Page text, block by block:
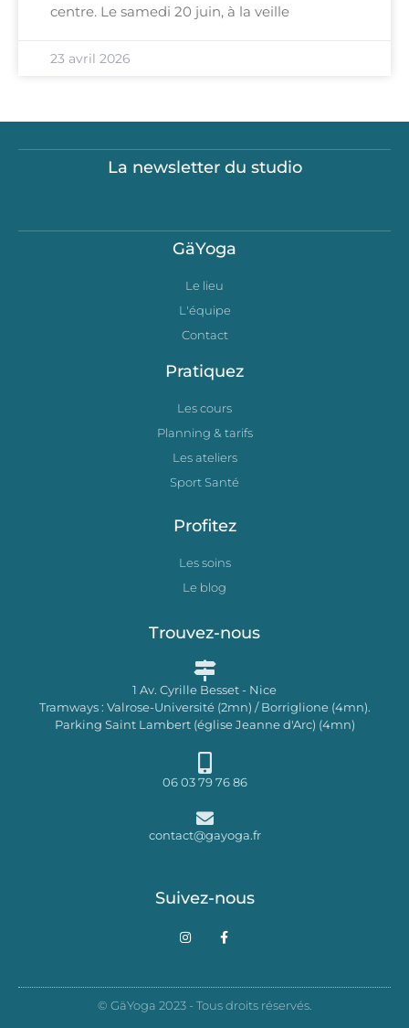
centre. Le samedi 20 juin, à la veille
23 avril 2026
La newsletter du studio
GäYoga
Le lieu
L'équipe
Contact
Pratiquez
Les cours
Planning & tarifs
Les ateliers
Sport Santé
Profitez
Les soins
Le blog
Trouvez-nous
1 Av. Cyrille Besset - Nice
Tramways : Valrose-Université (2mn) / Borriglione (4mn).
Parking Saint Lambert (église Jeanne d'Arc) (4mn)
06 03 79 76 86
contact@gayoga.fr
Suivez-nous
I
n
r
F
a
o
© GäYoga 2023 - Tous droits réservés.